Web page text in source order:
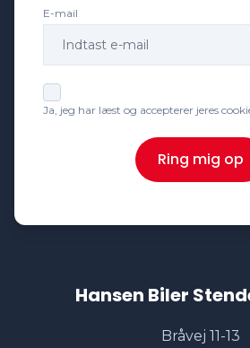
E-mail
Ja, jeg har læst og accepterer jeres
Ring mig op
Hansen Biler
Bråvej 11-13